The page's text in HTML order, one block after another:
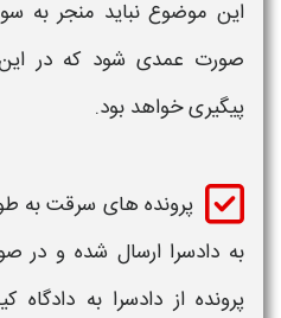
این موضوع نباید منجر به
صورت عمدی شود که در
پیگیری خواهد بود.
پرونده های سرقت به
به دادسرا ارسال شده و
پرونده از دادسرا به